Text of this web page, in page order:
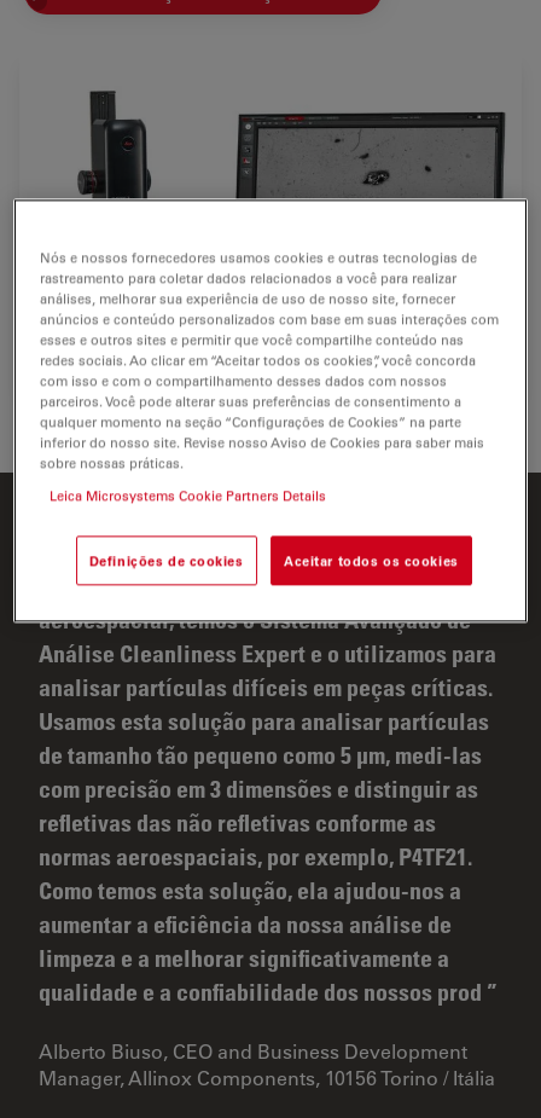
Sistema de análise de limpeza Emspira
Na Allinox, uma empresa do sector
aeroespacial, temos o Sistema Avançado de
Análise Cleanliness Expert e o utilizamos para
analisar partículas difíceis em peças críticas.
Usamos esta solução para analisar partículas
de tamanho tão pequeno como 5 µm, medi-las
com precisão em 3 dimensões e distinguir as
refletivas das não refletivas conforme as
normas aeroespaciais, por exemplo, P4TF21.
Como temos esta solução, ela ajudou-nos a
aumentar a eficiência da nossa análise de
limpeza e a melhorar significativamente a
qualidade e a confiabilidade dos nossos prod
Alberto Biuso, CEO and Business Development
Manager, Allinox Components, 10156 Torino / Itália
Nós e nossos fornecedores usamos cookies e outras tecnologias de
rastreamento para coletar dados relacionados a você para realizar
análises, melhorar sua experiência de uso de nosso site, fornecer
anúncios e conteúdo personalizados com base em suas interações com
esses e outros sites e permitir que você compartilhe conteúdo nas
redes sociais. Ao clicar em “Aceitar todos os cookies”, você concorda
com isso e com o compartilhamento desses dados com nossos
parceiros. Você pode alterar suas preferências de consentimento a
qualquer momento na seção “Configurações de Cookies” na parte
inferior do nosso site. Revise nosso Aviso de Cookies para saber mais
sobre nossas práticas.
Leica Microsystems Cookie Partners Details
Definições de cookies Aceitar todos os cookies